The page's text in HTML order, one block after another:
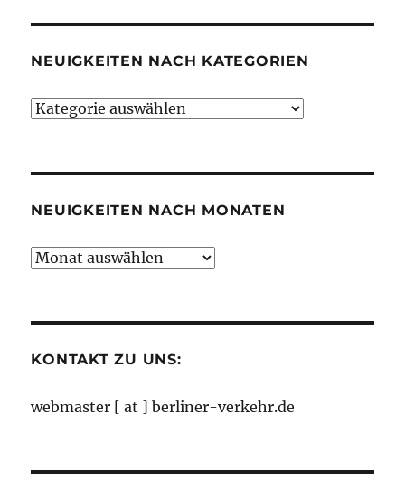
NEUIGKEITEN NACH KATEGORIEN
Neuigkeiten
NEUIGKEITEN NACH MONATEN
Neuigkeiten
KONTAKT ZU UNS:
webmaster [ at ] berliner-verkehr.de